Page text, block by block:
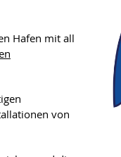
Hafen mit all
von